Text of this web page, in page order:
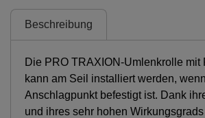
Beschreibung
Die PRO TRAXION-Umlenkrolle mit
kann am Seil installiert werden,
Anschlagpunkt befestigt ist. Dank
und ihres sehr hohen